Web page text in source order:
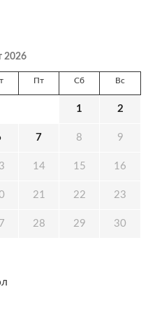
2026
Пт Сб Вс
1 2
7 8 9
14 15 16
21 22 23
28 29 30